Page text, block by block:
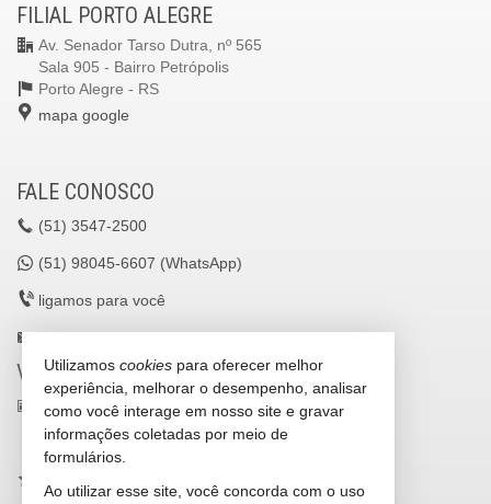
FILIAL PORTO ALEGRE
Av. Senador Tarso Dutra, nº 565
Sala 905 - Bairro Petrópolis
Porto Alegre - RS
mapa google
FALE CONOSCO
(51) 3547-2500
(51) 98045-6607 (WhatsApp)
ligamos para você
lavilleimoveisltda@gmail.com
VEJA MAIS
receba nosso newsletter
cadastre seu imóvel
Utilizamos cookies para oferecer melhor
experiência, melhorar o desempenho, analisar
como você interage em nosso site e gravar
informações coletadas por meio de
formulários.
Ao utilizar esse site, você concorda com o uso